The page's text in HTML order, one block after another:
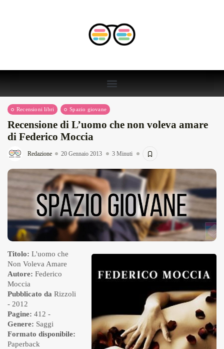
Recensioni libri Spazio giovane
Recensione di L’uomo che non voleva amare
di Federico Moccia
Redazione 20 Gennaio 2013 3 Minuti
Titolo: L'uomo che
Non Voleva Amare
Autore: Federico
Moccia
Pubblicato da Rizzoli
- 2012
Pagine: 412 -
Genere: Saggi
Formato disponibile:
Paperback